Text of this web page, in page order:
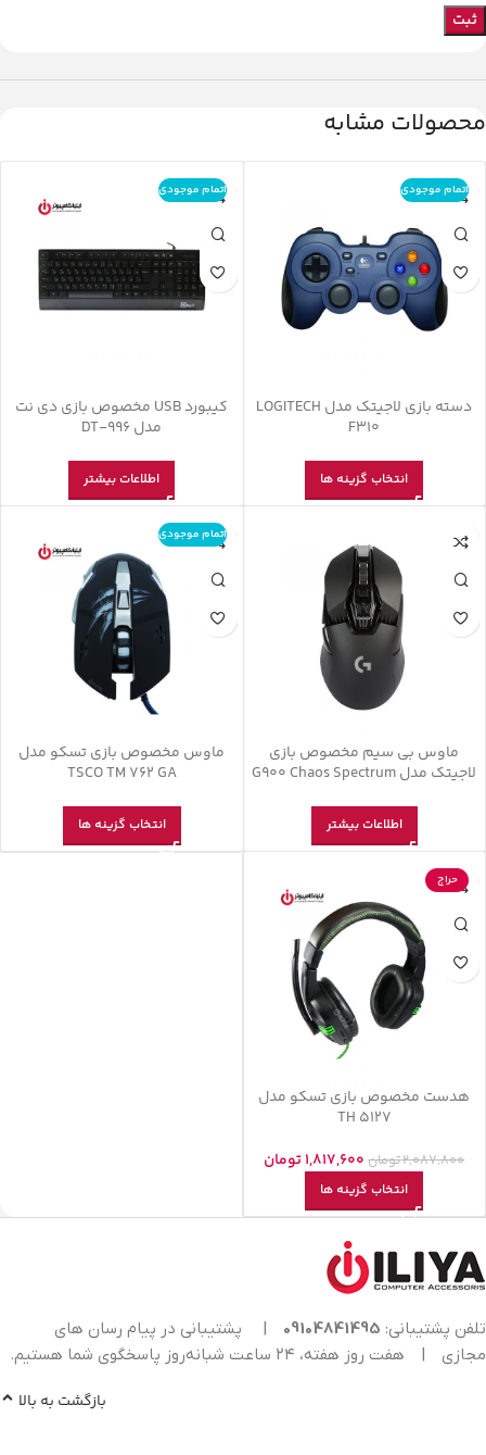
محصولات مشابه
اتمام موجودی
دسته بازی لاجیتک مدل LOGITECH
F310
انتخاب گزینه ها
اتمام موجودی
کیبورد USB مخصوص بازی دی نت
مدل DT-996
اطلاعات بیشتر
ماوس بی‌ سیم مخصوص بازی
لاجیتک مدل G900 Chaos Spectrum
اطلاعات بیشتر
اتمام موجودی
ماوس مخصوص بازی تسکو مدل
TSCO TM 762 GA
انتخاب گزینه ها
حراج
هدست مخصوص بازی تسکو مدل
TH 5127
2,087,800تومان 1,817,600تومان
انتخاب گزینه ها
تلفن پشتیبانی: 09104841495
|
پشتیبانی در پیام رسان های
مجازی
| هفت روز هفته، ۲۴ ساعت شبانه‌روز پاسخگوی شما هستیم.
بازگشت به بالا